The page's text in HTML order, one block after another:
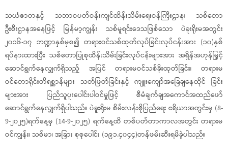
သယံဇာတနှင့် သဘာဝပတ်ဝန်းကျင်ထိန်းသိမ်းရေးဝန်ကြီးဌာန၊ သစ်တော
ဦးစီးဌာနအနေဖြင့် မြန်မာ့ကျွန်း သစ်မူရင်းဒေသဖြစ်သော ပဲခူးရိုးမအတွင်း
၂၀၁၆-၁၇ ဘဏ္ဍာနှစ်မှစ၍ တရားဝင်သစ်ထုတ်လုပ်ခြင်းလုပ်ငန်းအား (၁၀)နှစ်
ရပ်နားထားပြီး သစ်တောပြုစုထိန်းသိမ်းခြင်းလုပ်ငန်းများအား အရှိန်အဟုန်မြှင့်
ဆောင်ရွက်နေလျှက်ရှိသည့် အပြင် တရားမဝင်သစ်ခိုးထုတ်ခြင်း၊ တရားမ
ဝင်တောရိုင်းတိရစ္ဆာန်များ သတ်ဖြတ်ခြင်းနှင့် ကျူးကျော်အခြေချနေထိုင် ခြင်း
များအား ပြည်သူပူးပေါင်းပါဝင်မှုဖြင့် စီမံချက်ချအကောင်အထည်ဖော်
ဆောင်ရွက်နေလျှက်ရှိပါသည်။ ပဲခူးရိုးမ စိမ်းလန်းစိုပြည်ရေး ဧရိယာအတွင်းမှ (8-
9-၂၀၂၅)ရက်နေ့မှ (14-9-၂၀၂၅) ရက်နေ့ထိ တစ်ပတ်တာကာလအတွင်း တရားမ
ဝင်ကျွန်း၊ သစ်မာ၊ အခြား စုစုပေါင်း (၁၉၁.၄၀၄၄)တန်ဖမ်းဆီးရမိခဲ့ပါသည်။